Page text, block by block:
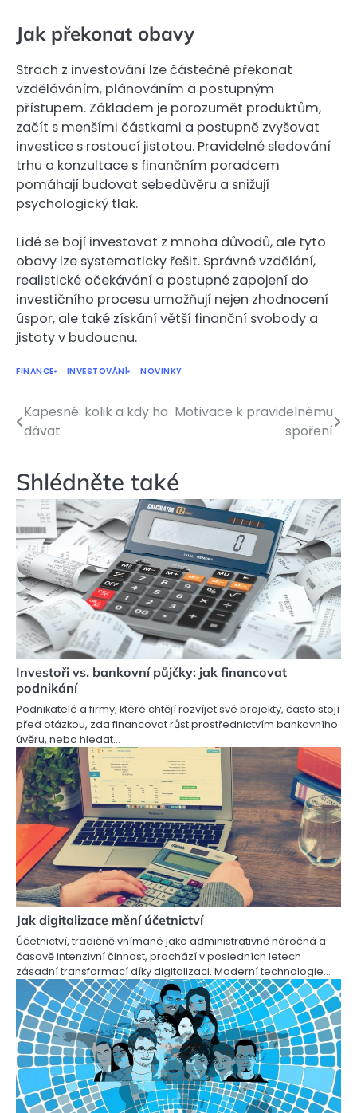
Jak překonat obavy
Strach z investování lze částečně překonat
vzděláváním, plánováním a postupným
přístupem. Základem je porozumět produktům,
začít s menšími částkami a postupně zvyšovat
investice s rostoucí jistotou. Pravidelné sledování
trhu a konzultace s finančním poradcem
pomáhají budovat sebedůvěru a snižují
psychologický tlak.
Lidé se bojí investovat z mnoha důvodů, ale tyto
obavy lze systematicky řešit. Správné vzdělání,
realistické očekávání a postupné zapojení do
investičního procesu umožňují nejen zhodnocení
úspor, ale také získání větší finanční svobody a
jistoty v budoucnu.
FINANCE INVESTOVÁNÍ NOVINKY
Navigace
příspěvek
Kapesné: kolik a kdy ho
dávat
Motivace k pravidelnému
spoření
Shlédněte také
Investoři vs. bankovní půjčky: jak financovat
podnikání
Podnikatelé a firmy, které chtějí rozvíjet své projekty, často stojí
před otázkou, zda financovat růst prostřednictvím bankovního
úvěru, nebo hledat…
Jak digitalizace mění účetnictví
Účetnictví, tradičně vnímané jako administrativně náročná a
časově intenzivní činnost, prochází v posledních letech
zásadní transformací díky digitalizaci. Moderní technologie…